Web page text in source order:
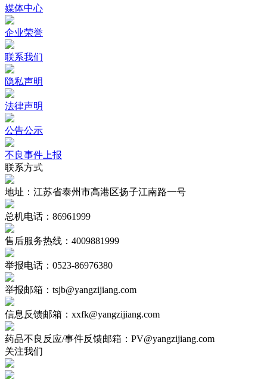
媒体中心
企业荣誉
联系我们
隐私声明
法律声明
公告公示
不良事件上报
联系方式
地址：江苏省泰州市高港区扬子江南路一号
总机电话：86961999
售后服务热线：4009881999
举报电话：0523-86976380
举报邮箱：tsjb@yangzijiang.com
信息反馈邮箱：xxfk@yangzijiang.com
药品不良反应/事件反馈邮箱：PV@yangzijiang.com
关注我们